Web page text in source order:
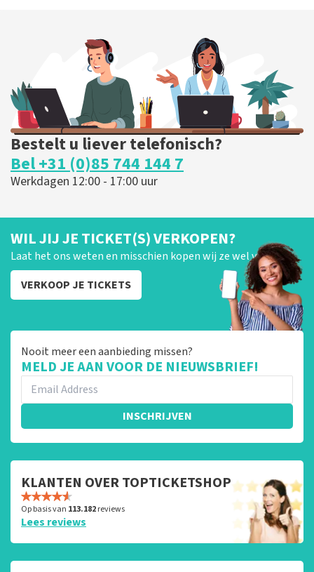
Bestelt u liever telefonisch?
Bel +31 (0)85 744 144 7
Werkdagen 12:00 - 17:00 uur
WIL JIJ JE TICKET(S) VERKOPEN?
Laat het ons weten en misschien kopen wij ze wel van je!
VERKOOP JE TICKETS
Nooit meer een aanbieding missen?
MELD JE AAN VOOR DE NIEUWSBRIEF!
INSCHRIJVEN
KLANTEN OVER TOPTICKETSHOP
Op basis van 113.182reviews
Lees reviews